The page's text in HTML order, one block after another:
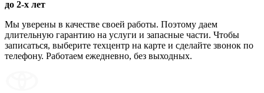
до 2-х лет
Мы уверены в качестве своей работы. Поэтому даем
длительную гарантию на услуги и запасные части. Чтобы
записаться, выберите техцентр на карте и сделайте звонок по
телефону. Работаем ежедневно, без выходных.